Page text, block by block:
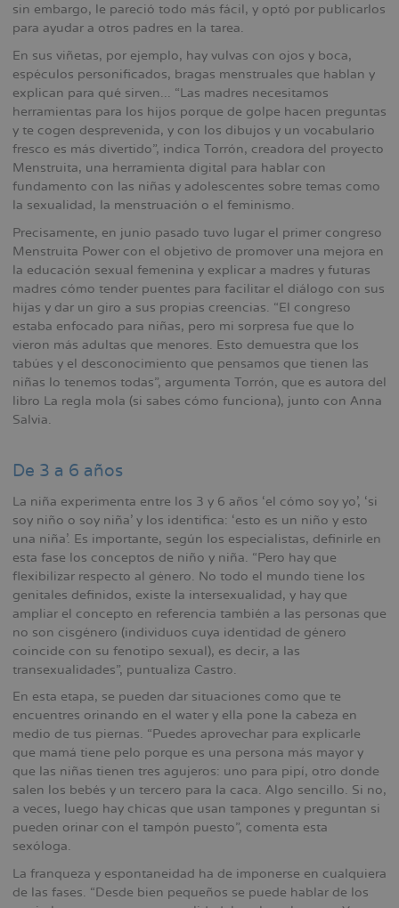
sin embargo, le pareció todo más fácil, y optó por publicarlos
para ayudar a otros padres en la tarea.
En sus viñetas, por ejemplo, hay vulvas con ojos y boca,
espéculos personificados, bragas menstruales que hablan y
explican para qué sirven... “Las madres necesitamos
herramientas para los hijos porque de golpe hacen preguntas
y te cogen desprevenida, y con los dibujos y un vocabulario
fresco es más divertido”, indica Torrón, creadora del proyecto
Menstruita, una herramienta digital para hablar con
fundamento con las niñas y adolescentes sobre temas como
la sexualidad, la menstruación o el feminismo.
Precisamente, en junio pasado tuvo lugar el primer congreso
Menstruita Power con el objetivo de promover una mejora en
la educación sexual femenina y explicar a madres y futuras
madres cómo tender puentes para facilitar el diálogo con sus
hijas y dar un giro a sus propias creencias. “El congreso
estaba enfocado para niñas, pero mi sorpresa fue que lo
vieron más adultas que menores. Esto demuestra que los
tabúes y el desconocimiento que pensamos que tienen las
niñas lo tenemos todas”, argumenta Torrón, que es autora del
libro La regla mola (si sabes cómo funciona), junto con Anna
Salvia.
De 3 a 6 años
La niña experimenta entre los 3 y 6 años ‘el cómo soy yo’, ‘si
soy niño o soy niña’ y los identifica: ‘esto es un niño y esto
una niña’. Es importante, según los especialistas, definirle en
esta fase los conceptos de niño y niña. “Pero hay que
flexibilizar respecto al género. No todo el mundo tiene los
genitales definidos, existe la intersexualidad, y hay que
ampliar el concepto en referencia también a las personas que
no son cisgénero (individuos cuya identidad de género
coincide con su fenotipo sexual), es decir, a las
transexualidades”, puntualiza Castro.
En esta etapa, se pueden dar situaciones como que te
encuentres orinando en el water y ella pone la cabeza en
medio de tus piernas. “Puedes aprovechar para explicarle
que mamá tiene pelo porque es una persona más mayor y
que las niñas tienen tres agujeros: uno para pipí, otro donde
salen los bebés y un tercero para la caca. Algo sencillo. Si no,
a veces, luego hay chicas que usan tampones y preguntan si
pueden orinar con el tampón puesto”, comenta esta
sexóloga.
La franqueza y espontaneidad ha de imponerse en cualquiera
de las fases. “Desde bien pequeños se puede hablar de los